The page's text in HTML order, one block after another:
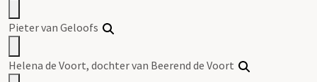
Pieter van Geloofs
Helena de Voort, dochter van Beerend de Voort